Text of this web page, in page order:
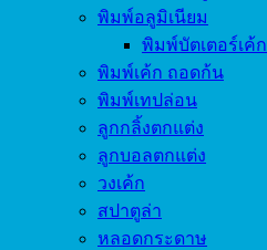
พิมพ์อลูมิเนียม
พิมพ์บัตเตอร์เค้ก
พิมพ์เค้ก ถอดก้น
พิมพ์เทปล่อน
ลูกกลิ้งตกแต่ง
ลูกบอลตกแต่ง
วงเค้ก
สปาตูล่า
หลอดกระดาษ